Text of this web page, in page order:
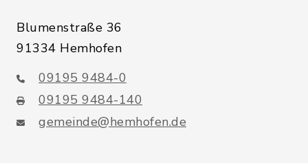
Blumenstraße 36
91334 Hemhofen
09195 9484-0
09195 9484-140
gemeinde@hemhofen.de